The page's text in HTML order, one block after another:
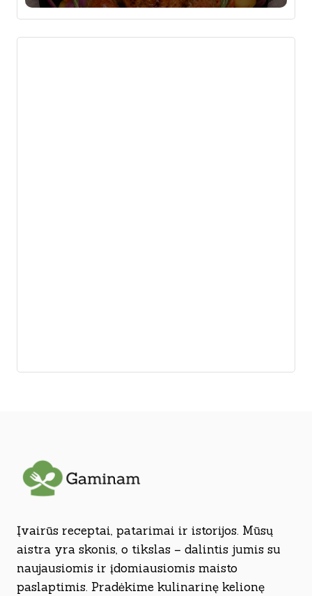
Įvairūs receptai, patarimai ir istorijos. Mūsų
aistra yra skonis, o tikslas – dalintis jumis su
naujausiomis ir įdomiausiomis maisto
paslaptimis. Pradėkime kulinarinę kelionę